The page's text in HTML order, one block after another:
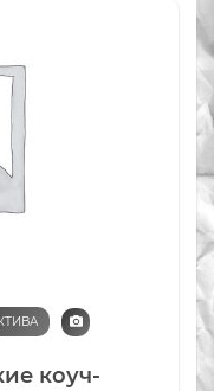
коуч-